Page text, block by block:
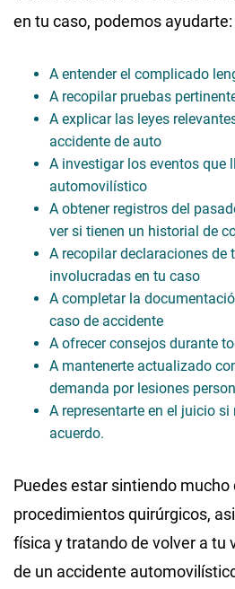
en tu caso, podemos ayudarte:
A entender el complicado
A recopilar pruebas
A explicar las leyes
accidente de auto
A investigar los eventos que
automovilístico
A obtener registros del
ver si tienen un historial de
A recopilar declaraciones de
involucradas en tu caso
A completar la
caso de accidente
A ofrecer consejos durante
A mantenerte actualizado
demanda por lesiones
A representarte en el juicio
acuerdo.
Puedes estar sintiendo
procedimientos quirúrgicos,
física y tratando de volver a tu
de un accidente